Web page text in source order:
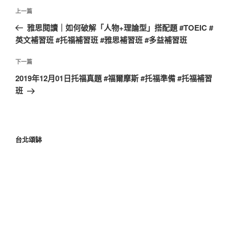
上一篇
雅思閱讀｜如何破解「人物+理論型」搭配題 #TOEIC #
英文補習班 #托福補習班 #雅思補習班 #多益補習班
下一篇
2019年12月01日托福真題 #福爾摩斯 #托福準備 #托福補習
班
台北頌缽